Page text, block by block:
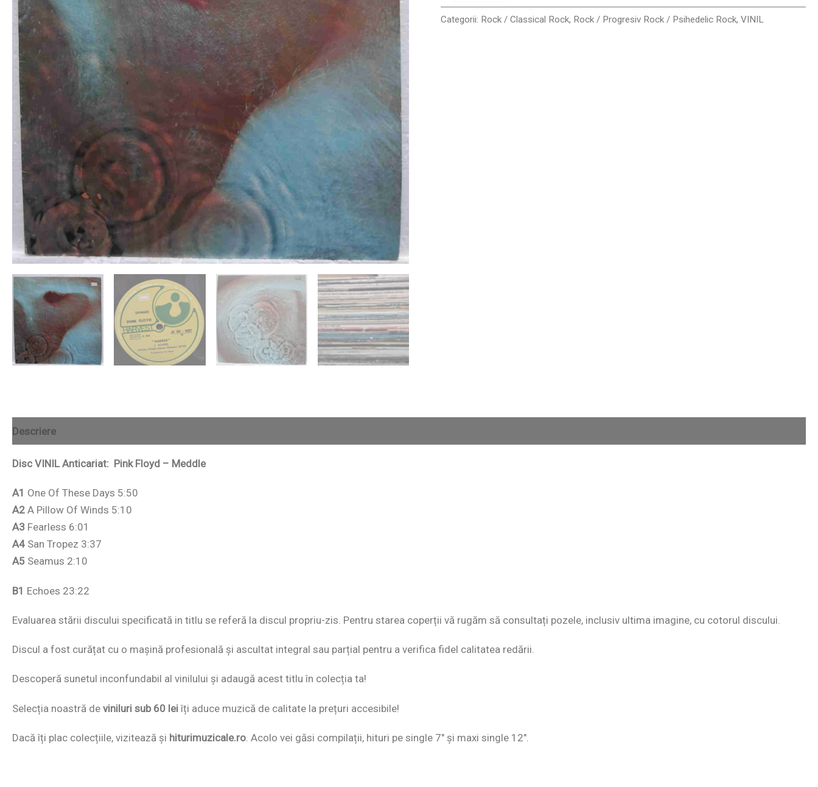
Categorii: Rock / Classical Rock, Rock / Progresiv Rock / Psihedelic Rock,VINIL
Descriere
Disc VINIL Anticariat: Pink Floyd – Meddle
A1 One Of These Days 5:50
A2 A Pillow Of Winds 5:10
A3 Fearless 6:01
A4 San Tropez 3:37
A5 Seamus 2:10
B1 Echoes 23:22
Evaluarea stării discului specificată in titlu se referă la discul propriu-zis. Pentru starea coperții vă rugăm să consultați pozele, inclusiv ultima imagine, cu cotorul discului.
Discul a fost curățat cu o mașină profesională și ascultat integral sau parțial pentru a verifica fidel calitatea redării.
Descoperă sunetul inconfundabil al vinilului și adaugă acest titlu în colecția ta!
Selecția noastră de viniluri sub 60 leiîți aduce muzică de calitate la prețuri accesibile!
Dacă îți plac colecțiile, vizitează și hiturimuzicale.ro . Acolo vei găsi compilații, hituri pe single 7″ și maxi single 12″.